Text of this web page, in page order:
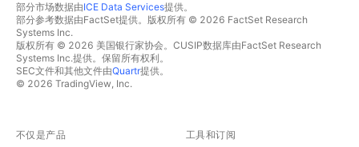
部分市场数据由ICE Data Services提供。
部分参考数据由FactSet提供。版权所有 © 2026 FactSet Research
Systems Inc.
版权所有 © 2026 美国银行家协会。CUSIP数据库由FactSet Research
Systems Inc.提供。保留所有权利。
SEC文件和其他文件由Quartr提供。
© 2026 TradingView, Inc.
不仅是产品 工具和订阅